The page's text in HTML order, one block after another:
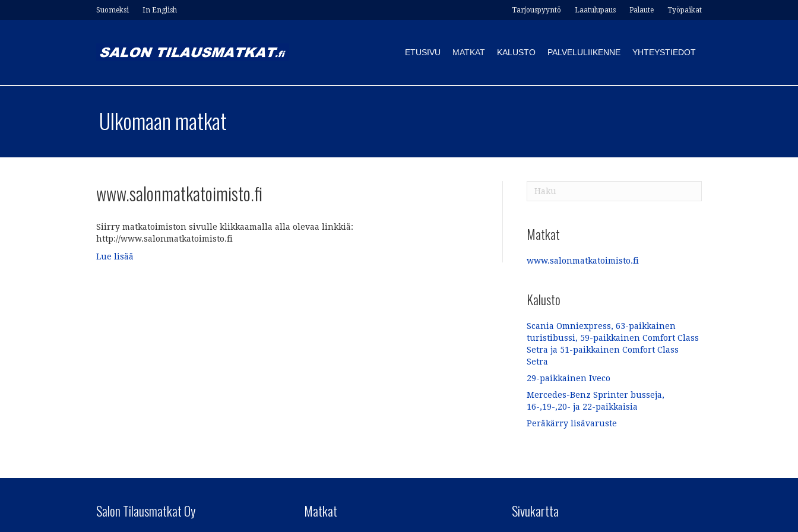
Suomeksi In English Tarjouspyyntö Laatulupaus Palaute Työpaikat
ETUSIVU MATKAT KALUSTO PALVELULIIKENNE YHTEYSTIEDOT
Ulkomaan matkat
www.salonmatkatoimisto.fi
Siirry matkatoimiston sivulle klikkaamalla alla olevaa linkkiä:
http://www.salonmatkatoimisto.fi
Lue lisää
Matkat
www.salonmatkatoimisto.fi
Kalusto
Scania Omniexpress, 63-paikkainen
turistibussi, 59-paikkainen Comfort Class
Setra ja 51-paikkainen Comfort Class
Setra
29-paikkainen Iveco
Mercedes-Benz Sprinter busseja,
16-,19-,20- ja 22-paikkaisia
Peräkärry lisävaruste
Salon Tilausmatkat Oy Matkat Sivukartta